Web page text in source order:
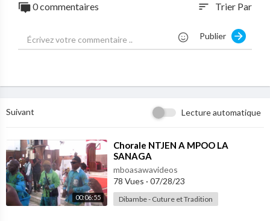
0 commentaires sort Trier Par
Publier
Suivant Lecture automatique
00:06:55
⁣Chorale NTJEN A MPOO LA
SANAGA
mboasawavideos
78 Vues · 07/28/23
Dibambe - Cuture et Tradition